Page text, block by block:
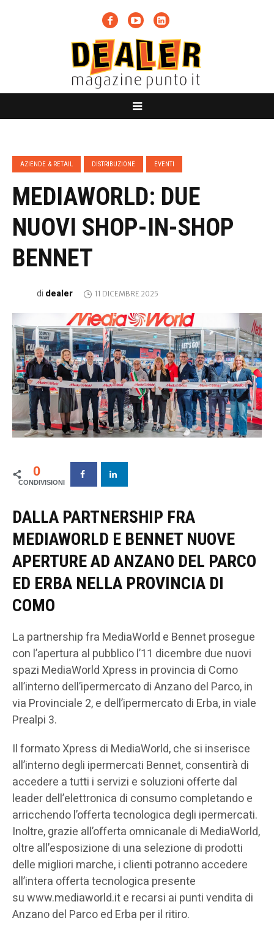
AZIENDE & RETAIL DISTRIBUZIONE EVENTI
MEDIAWORLD: DUE
NUOVI SHOP-IN-SHOP
BENNET
di dealer 11 DICEMBRE 2025
0
DALLA PARTNERSHIP FRA
MEDIAWORLD E BENNET NUOVE
APERTURE AD ANZANO DEL PARCO
ED ERBA NELLA PROVINCIA DI
COMO
La partnership fra MediaWorld e Bennet prosegue
con l’apertura al pubblico l’11 dicembre due nuovi
spazi MediaWorld Xpress in provincia di Como
all’interno dell’ipermercato di Anzano del Parco, in
via Provinciale 2, e dell’ipermercato di Erba, in viale
Prealpi 3.
Il formato Xpress di MediaWorld, che si inserisce
all’interno degli ipermercati Bennet, consentirà di
accedere a tutti i servizi e soluzioni offerte dal
leader dell’elettronica di consumo completando e
arricchendo l’offerta tecnologica degli ipermercati.
Inoltre, grazie all’offerta omnicanale di MediaWorld,
oltre all’esposizione di una selezione di prodotti
delle migliori marche, i clienti potranno accedere
all’intera offerta tecnologica presente
su www.mediaworld.it e recarsi ai punti vendita di
Anzano del Parco ed Erba per il ritiro.